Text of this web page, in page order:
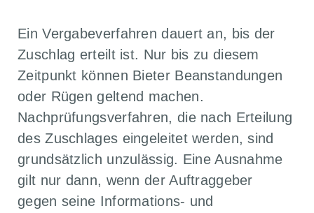
Ein Vergabeverfahren dauert an, bis der
Zuschlag erteilt ist. Nur bis zu diesem
Zeitpunkt können Bieter Beanstandungen
oder Rügen geltend machen.
Nachprüfungsverfahren, die nach Erteilung
des Zuschlages eingeleitet werden, sind
grundsätzlich unzulässig. Eine Ausnahme
gilt nur dann, wenn der Auftraggeber
gegen seine Informations- und